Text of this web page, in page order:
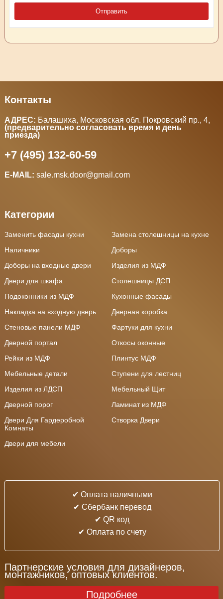
Контакты
АДРЕС: Балашиха, Московская обл. Покровский пр., 4,
(предварительно согласовать время и день
приезда)
+7 (495) 132-60-59
E-MAIL: sale.msk.door@gmail.com
Категории
Заменить фасады кухни
Замена столешницы на кухне
Наличники
Доборы
Доборы на входные двери
Изделия из МДФ
Двери для шкафа
Столешницы ДСП
Подоконники из МДФ
Кухонные фасады
Накладка на входную дверь
Дверная коробка
Стеновые панели МДФ
Фартуки для кухни
Дверной портал
Откосы оконные
Рейки из МДФ
Плинтус МДФ
Мебельные детали
Ступени для лестниц
Изделия из ЛДСП
Мебельный Щит
Дверной порог
Ламинат из МДФ
Двери Для Гардеробной
Комнаты
Створка Двери
Двери для мебели
✔ Оплата наличными
✔ Cбербанк перевод
✔ QR код
✔ Оплата по счету
Партнерские условия для дизайнеров,
монтажников, оптовых клиентов.
Подробнее